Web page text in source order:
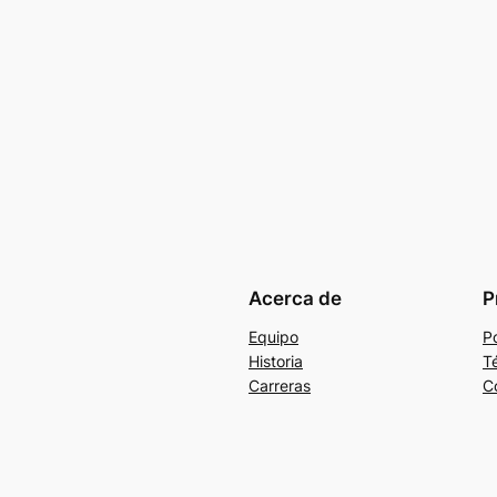
Acerca de
Equipo
Historia
Carreras